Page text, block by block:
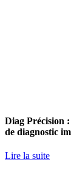
Diag Précision
de diagnostic
Lire la suite